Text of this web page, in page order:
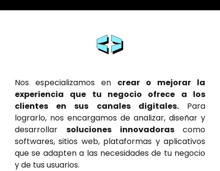
Nos especializamos en crear o mejorar la
experiencia que tu negocio ofrece a los
clientes en sus canales digitales.Para
lograrlo, nos encargamos de analizar, diseñar y
desarrollar soluciones innovadoras como
softwares, sitios web, plataformas y aplicativos
que se adapten a las necesidades de tu negocio
y de tus usuarios.